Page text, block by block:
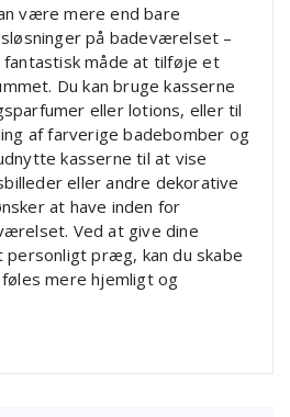
være mere end bare
på badeværelset –
måde at tilføje et
Du kan bruge kasserne
eller lotions, eller til
af farverige badebomber og
kasserne til at vise
eller andre dekorative
at have inden for
Ved at give dine
personligt præg, kan du skabe
mere hjemligt og